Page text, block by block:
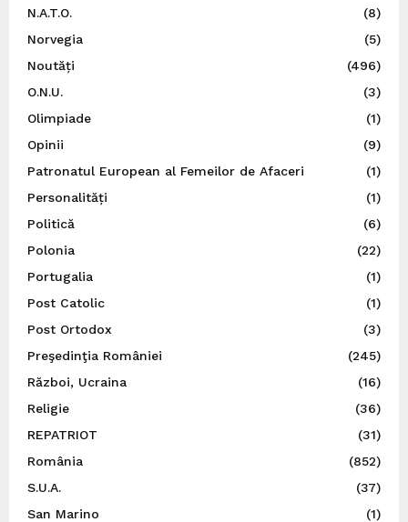
N.A.T.O.
(8)
Norvegia
(5)
Noutăți
(496)
O.N.U.
(3)
Olimpiade
(1)
Opinii
(9)
Patronatul European al Femeilor de Afaceri
(1)
Personalități
(1)
Politică
(6)
Polonia
(22)
Portugalia
(1)
Post Catolic
(1)
Post Ortodox
(3)
Preşedinţia României
(245)
Război, Ucraina
(16)
Religie
(36)
REPATRIOT
(31)
România
(852)
S.U.A.
(37)
San Marino
(1)